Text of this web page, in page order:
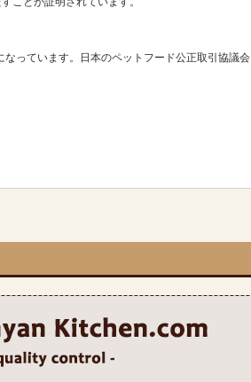
っています。日本のペットフード公正取引協議会